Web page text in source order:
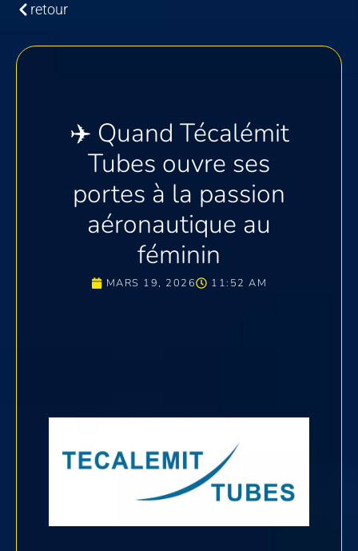
retour
✈️ Quand Técalémit
Tubes ouvre ses
portes à la passion
aéronautique au
féminin
MARS 19, 2026 11:52 AM